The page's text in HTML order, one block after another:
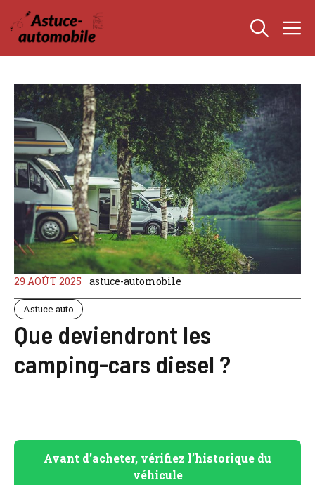
au
contenu
29 AOÛT 2025 astuce-automobile
Astuce auto
Que deviendront les
camping-cars diesel ?
Avant d’acheter, vérifiez l’historique du
véhicule